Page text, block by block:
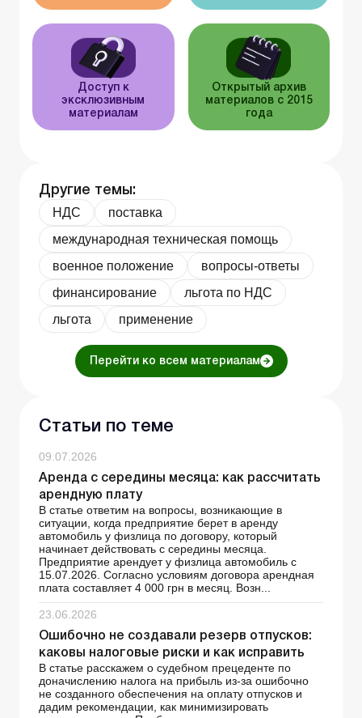
Доступ к
эксклюзивным
материалам
Открытый архив
материалов с 2015
года
Другие темы:
НДС
поставка
международная техническая помощь
военное положение
вопросы-ответы
финансирование
льгота по НДС
льгота
применение
Перейти ко всем материалам
Статьи по теме
09.07.2026
Аренда с середины месяца: как рассчитать
арендную плату
В статье ответим на вопросы, возникающие в
ситуации, когда предприятие берет в аренду
автомобиль у физлица по договору, который
начинает действовать с середины месяца.
Предприятие арендует у физлица автомобиль с
15.07.2026. Согласно условиям договора арендная
плата составляет 4 000 грн в месяц. Возн...
23.06.2026
Ошибочно не создавали резерв отпусков:
каковы налоговые риски и как исправить
В статье расскажем о судебном прецеденте по
доначислению налога на прибыль из-за ошибочно
не созданного обеспечения на оплату отпусков и
дадим рекомендации, как минимизировать